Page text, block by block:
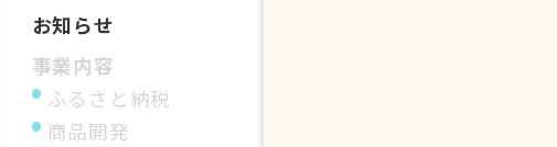
お知らせ
事業内容
ふるさと納税
商品開発